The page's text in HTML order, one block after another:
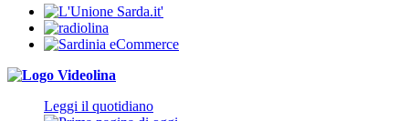
Leggi il quotidiano